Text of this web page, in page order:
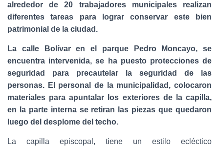
alrededor de 20 trabajadores municipales realizan
diferentes tareas para lograr conservar este bien
patrimonial de la ciudad.
La calle Bolívar en el parque Pedro Moncayo, se
encuentra intervenida, se ha puesto protecciones de
seguridad para precautelar la seguridad de las
personas. El personal de la municipalidad, colocaron
materiales para apuntalar los exteriores de la capilla,
en la parte interna se retiran las piezas que quedaron
luego del desplome del techo.
La capilla episcopal, tiene un estilo ecléctico